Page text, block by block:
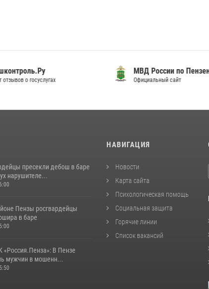
о госуслугах
МВД России по
Официальный сайт
пресекли дебош в баре
нарушителе...
Пензы росгвардейцы
в баре
«Россия.Пенза»: В Пензе
мужчин в мошенн...
НАВИГАЦИЯ
Новости
Карта сайта
Психологическая помощь
Социальная защита
Горячие линии
Список вакансий